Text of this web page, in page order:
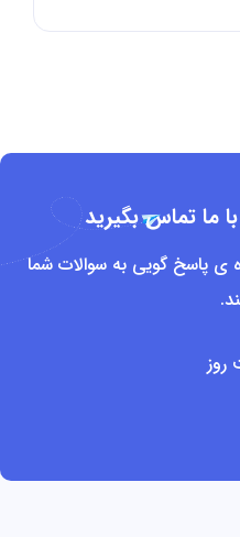
ما تماس بگیرید
ی پاسخ گویی به سوالات شما